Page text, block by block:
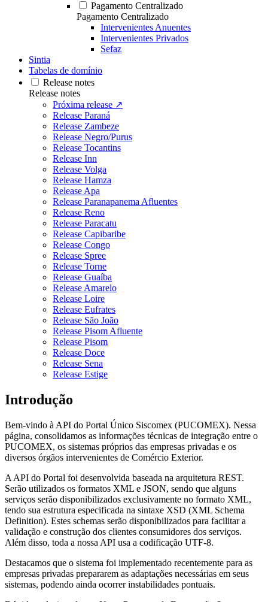
Pagamento Centralizado
Pagamento Centralizado
Intervenientes Anuentes
Intervenientes Privados
Sefaz
Sintia
Tabelas de domínio
Release notes
Release notes
Próxima release ↗
Release Paraná
Release Zambeze
Release Negro/Purus
Release Tocantins
Release Inn
Release Volga
Release Hamza
Release Apa
Release Paranapanema Afluentes
Release Reno
Release Paracatu
Release Capibaribe
Release Congo
Release Spree
Release Torne
Release Guaíba
Release Amarelo
Release Loire
Release Eufrates
Release São João
Release Pisom Afluente
Release Pisom
Release Doce
Release Sena
Release Estige
Introdução
Bem-vindo à API do Portal Único Siscomex (PUCOMEX). Nessa
página, consolidamos as informações técnicas de integração entre o
PUCOMEX, os sistemas próprios das empresas privadas e os
diversos órgãos intervenientes de Comércio Exterior.
A API do Portal foi desenvolvida baseada na arquitetura REST.
Serão utilizados os formatos XML e JSON, sendo que alguns
serviços serão disponibilizados exclusivamente no formato XML,
tendo sua estrutura especificada na sintaxe XSD (XML Schema
Definition). Estes schemas serão disponibilizados para facilitar a
validação e construção dos clientes consumidores dos serviços.
Além disso, toda a nossa API usa a codificação UTF-8.
Destacamos que o sistema foi implementado recentemente para as
empresas privadas prepararem as adaptações necessárias em seus
sistemas, podendo ainda ocorrer instabilidades pontuais.